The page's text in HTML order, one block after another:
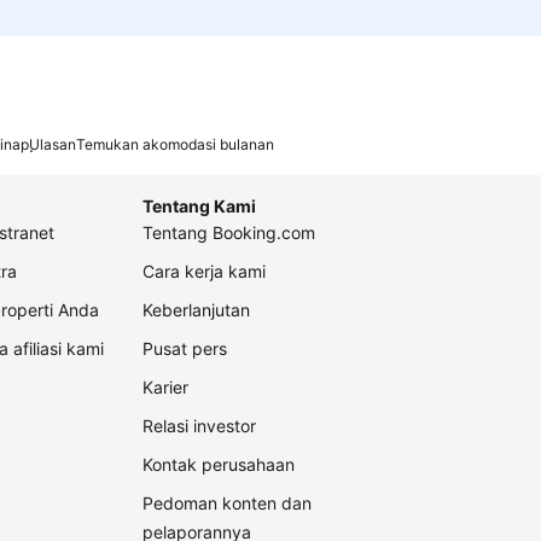
UlasanTemukan akomodasi bulanan
Anda
afiliasi kami
Tentang Kami
Tentang Booking.com
Cara kerja kami
Keberlanjutan
Pusat pers
Karier
Relasi investor
Kontak perusahaan
Pedoman konten dan
pelaporannya